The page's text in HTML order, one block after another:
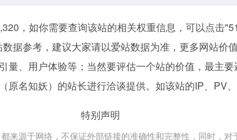
，如你需要查询该站的相关权重信息，可以点击"
据参考，建议大家请以爱站数据为准，更多网站价
量、用户体验等；当然要评估一个站的价值，最主
原名知妖）的站长进行洽谈提供。如该站的IP、PV、
特别声明
来源于网络，不保证外部链接的准确性和完整性，同时，